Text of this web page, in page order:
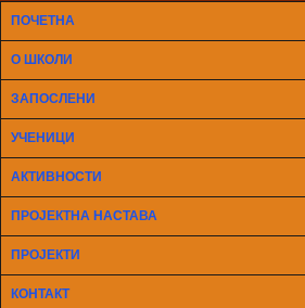
ПОЧЕТНА
О ШКОЛИ
ЗАПОСЛЕНИ
УЧЕНИЦИ
АКТИВНОСТИ
ПРОЈЕКТНА НАСТАВА
ПРОЈЕКТИ
КОНТАКТ